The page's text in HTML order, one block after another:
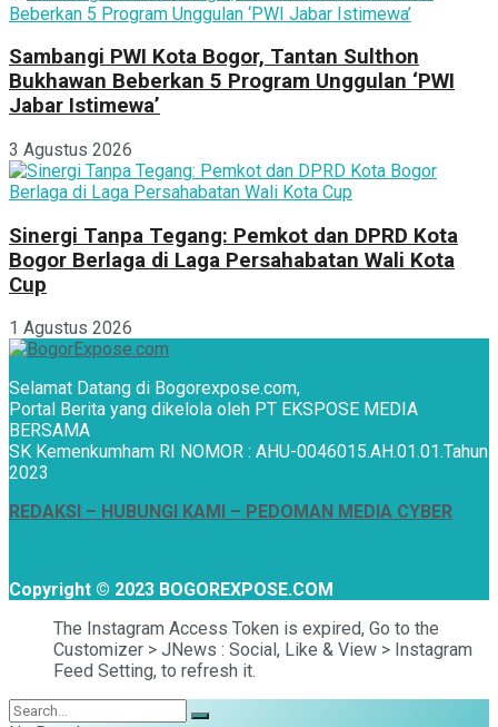
Sambangi PWI Kota Bogor, Tantan Sulthon
Bukhawan Beberkan 5 Program Unggulan ‘PWI
Jabar Istimewa’
3 Agustus 2026
Sinergi Tanpa Tegang: Pemkot dan DPRD Kota
Bogor Berlaga di Laga Persahabatan Wali Kota
Cup
1 Agustus 2026
Selamat Datang di Bogorexpose.com,
Portal Berita yang dikelola oleh PT EKSPOSE MEDIA
BERSAMA
SK Kemenkumham RI NOMOR : AHU-0046015.AH.01.01.Tahun
2023
REDAKSI – HUBUNGI KAMI – PEDOMAN MEDIA CYBER
Copyright © 2023 BOGOREXPOSE.COM
The Instagram Access Token is expired, Go to the
Customizer > JNews : Social, Like & View > Instagram
Feed Setting, to refresh it.